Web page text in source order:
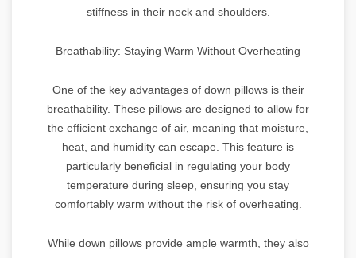
stiffness in their neck and shoulders.
Breathability: Staying Warm Without Overheating
One of the key advantages of down pillows is their
breathability. These pillows are designed to allow for
the efficient exchange of air, meaning that moisture,
heat, and humidity can escape. This feature is
particularly beneficial in regulating your body
temperature during sleep, ensuring you stay
comfortably warm without the risk of overheating.
While down pillows provide ample warmth, they also